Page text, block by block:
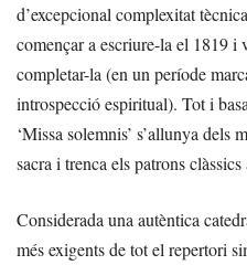
d’excepcional complexitat
començar a escriure-la el 1819 i
completar-la (en un període
introspecció espiritual). Tot i
‘Missa solemnis’ s’allunya dels
sacra i trenca els patrons clàssics
Considerada una autèntica
més exigents de tot el repertori